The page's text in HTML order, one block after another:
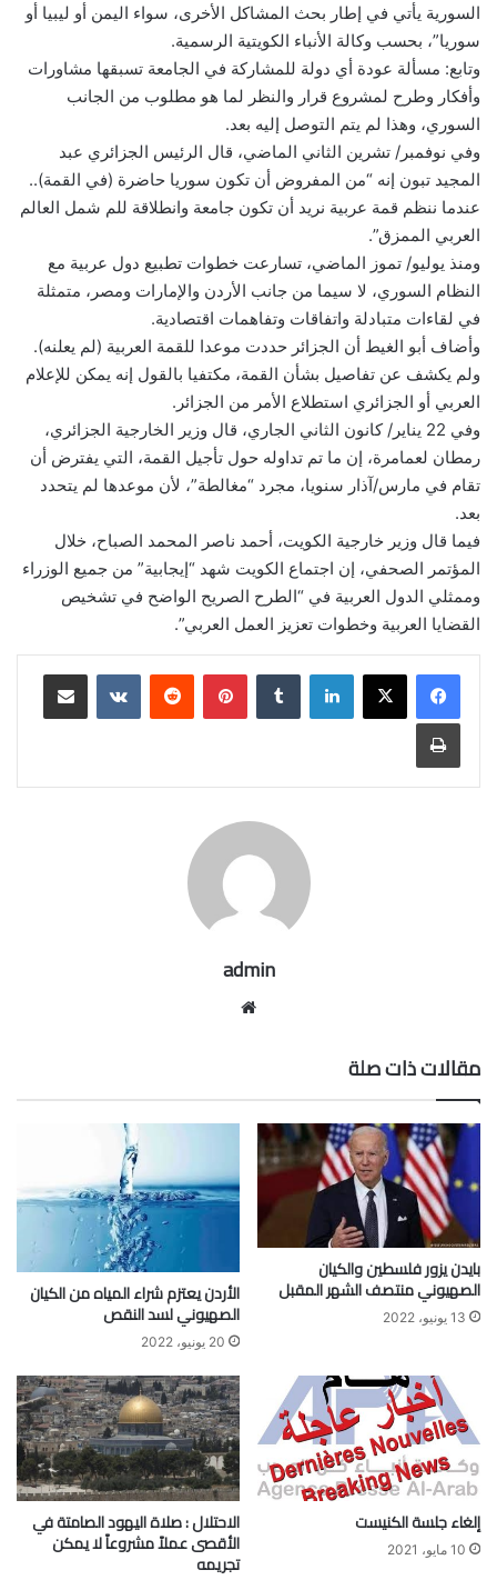
السورية يأتي في إطار بحث المشاكل الأخرى، سواء اليمن أو ليبيا أو
سوريا”، بحسب وكالة الأنباء الكويتية الرسمية.
وتابع: مسألة عودة أي دولة للمشاركة في الجامعة تسبقها مشاورات
وأفكار وطرح لمشروع قرار والنظر لما هو مطلوب من الجانب
السوري، وهذا لم يتم التوصل إليه بعد.
وفي نوفمبر/ تشرين الثاني الماضي، قال الرئيس الجزائري عبد
المجيد تبون إنه “من المفروض أن تكون سوريا حاضرة (في القمة)..
عندما ننظم قمة عربية نريد أن تكون جامعة وانطلاقة للم شمل العالم
العربي الممزق”.
ومنذ يوليو/ تموز الماضي، تسارعت خطوات تطبيع دول عربية مع
النظام السوري، لا سيما من جانب الأردن والإمارات ومصر، متمثلة
في لقاءات متبادلة واتفاقات وتفاهمات اقتصادية.
وأضاف أبو الغيط أن الجزائر حددت موعدا للقمة العربية (لم يعلنه).
ولم يكشف عن تفاصيل بشأن القمة، مكتفيا بالقول إنه يمكن للإعلام
العربي أو الجزائري استطلاع الأمر من الجزائر.
وفي 22 يناير/ كانون الثاني الجاري، قال وزير الخارجية الجزائري،
رمطان لعمامرة، إن ما تم تداوله حول تأجيل القمة، التي يفترض أن
تقام في مارس/آذار سنويا، مجرد “مغالطة”، لأن موعدها لم يتحدد
بعد.
فيما قال وزير خارجية الكويت، أحمد ناصر المحمد الصباح، خلال
المؤتمر الصحفي، إن اجتماع الكويت شهد “إيجابية” من جميع الوزراء
وممثلي الدول العربية في “الطرح الصريح الواضح في تشخيص
القضايا العربية وخطوات تعزيز العمل العربي”.
لينكدإن بينتيريست مشاركة عبر البريد
طباعة
admin
مقالات ذات صلة
بايدن يزور فلسطين والكيان
الصهيوني منتصف الشهر المقبل
13 يونيو، 2022
الأردن يعتزم شراء المياه من الكيان
الصهيوني لسد النقص
20 يونيو، 2022
إلغاء جلسة الكنيست
10 مايو، 2021
الاحتلال : صلاة اليهود الصامتة في
الأقصى عملاً مشروعاً لا يمكن
تجريمه